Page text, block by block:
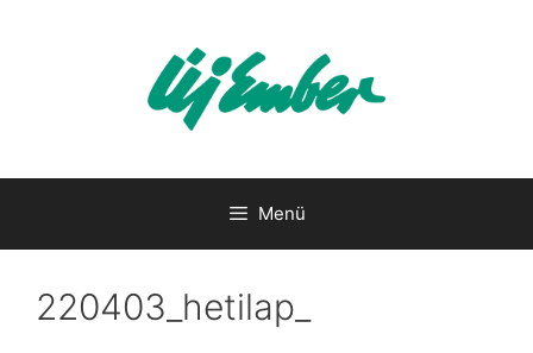
Menü
220403_hetilap_